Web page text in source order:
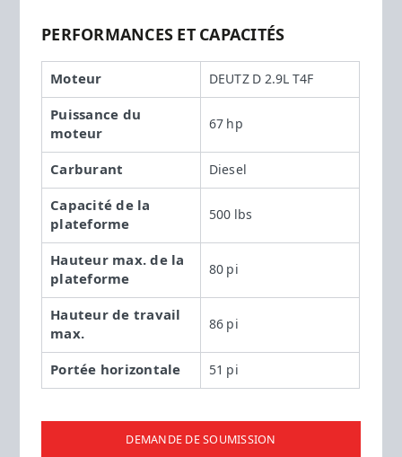
PERFORMANCES ET CAPACITÉS
Moteur DEUTZ D 2.9L T4F
Puissance du
moteur
67 hp
Carburant Diesel
Capacité de la
plateforme
500 lbs
Hauteur max. de la
plateforme
80 pi
Hauteur de travail
max.
86 pi
Portée horizontale 51 pi
DEMANDE DE SOUMISSION